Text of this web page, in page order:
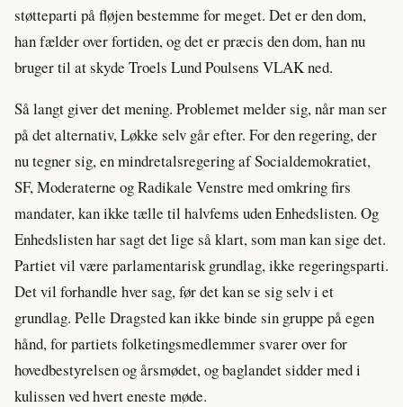
støtteparti på fløjen bestemme for meget. Det er den dom,
han fælder over fortiden, og det er præcis den dom, han nu
bruger til at skyde Troels Lund Poulsens VLAK ned.
Så langt giver det mening. Problemet melder sig, når man ser
på det alternativ, Løkke selv går efter. For den regering, der
nu tegner sig, en mindretalsregering af Socialdemokratiet,
SF, Moderaterne og Radikale Venstre med omkring firs
mandater, kan ikke tælle til halvfems uden Enhedslisten. Og
Enhedslisten har sagt det lige så klart, som man kan sige det.
Partiet vil være parlamentarisk grundlag, ikke regeringsparti.
Det vil forhandle hver sag, før det kan se sig selv i et
grundlag. Pelle Dragsted kan ikke binde sin gruppe på egen
hånd, for partiets folketingsmedlemmer svarer over for
hovedbestyrelsen og årsmødet, og baglandet sidder med i
kulissen ved hvert eneste møde.